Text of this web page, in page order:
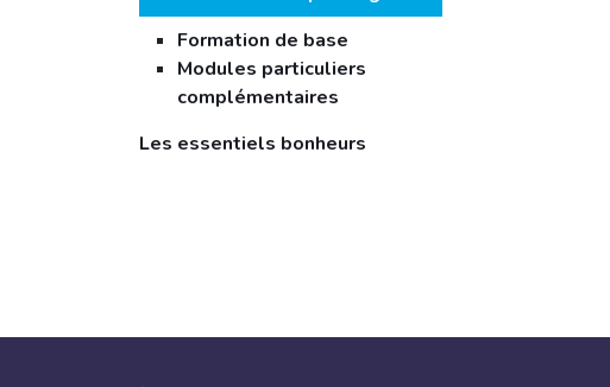
Formation de base
Modules particuliers
complémentaires
Les essentiels bonheurs